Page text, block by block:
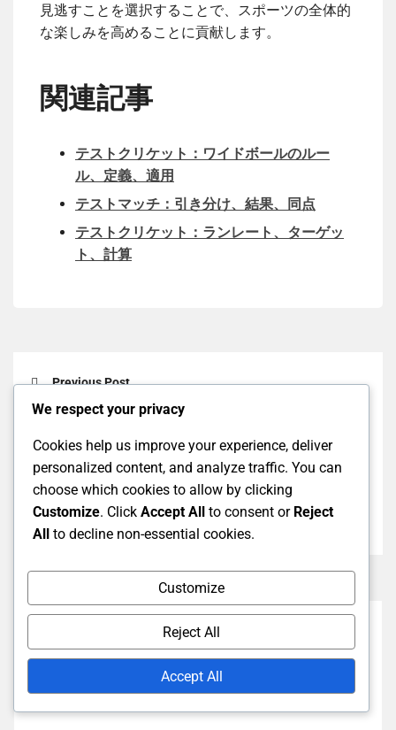
見逃すことを選択することで、スポーツの全体的
な楽しみを高めることに貢献します。
関連記事
テストクリケット：ワイドボールのルー
ル、定義、適用
テストマッチ：引き分け、結果、同点
テストクリケット：ランレート、ターゲッ
ト、計算
Previous Post
テストマッチ：国際試合、二国間シリーズ、スケジ
Next Post
テストクリケット：バッティングオーダー、チーム
We respect your privacy
Cookies help us improve your experience, deliver
personalized content, and analyze traffic. You can
choose which cookies to allow by clicking
Customize. Click Accept All to consent or Reject
All to decline non-essential cookies.
Customize
Reject All
Accept All